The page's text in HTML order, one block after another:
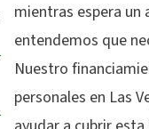
mientras espera un
entendemos que
Nuestro
personales en Las